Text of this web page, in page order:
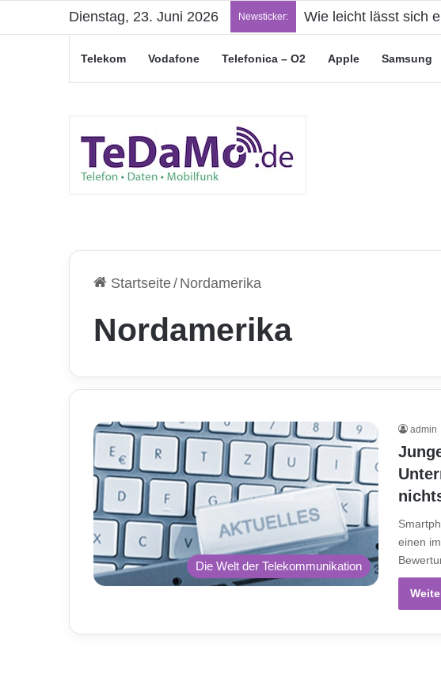
Dienstag, 23. Juni 2026 Newsticker: „Junge Leute“-
Telekom Vodafone Telefonica – O2 Apple Samsung
Startseite/ Nordamerika
Nordamerika
Die Welt der Telekommunikation
admin
einen